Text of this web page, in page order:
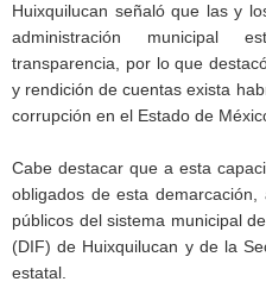
Huixquilucan señaló que las y
administración municipal
transparencia, por lo que
y rendición de cuentas exista
corrupción en el Estado de
Cabe destacar que a esta
obligados de esta
públicos del sistema municipal
(DIF) de Huixquilucan y de la
estatal.